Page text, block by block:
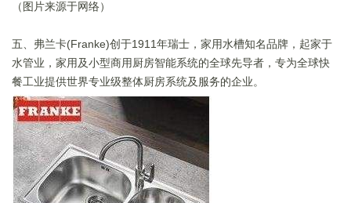
（图片来源于网络）
五、弗兰卡(Franke)创于1911年瑞士，家用水槽知名品牌，起家于
水管业，家用及小型商用厨房智能系统的全球先导者，专为全球快
餐工业提供世界专业级整体厨房系统及服务的企业。